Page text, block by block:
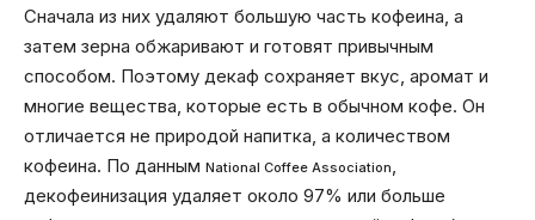
Сначала из них удаляют большую часть кофеина, а
затем зерна обжаривают и готовят привычным
способом. Поэтому декаф сохраняет вкус, аромат и
многие вещества, которые есть в обычном кофе. Он
отличается не природой напитка, а количеством
кофеина. По данным National Coffee Association,
декофеинизация удаляет около 97% или больше